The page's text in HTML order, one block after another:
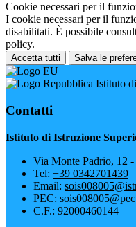
Cookie necessari per il
I cookie necessari per il
disabilitati. È possibile
policy.
Accetta tutti Salva le
Istituto
Contatti
Istituto di Istruzione
Via Monte Padrio, 12
Tel: +39 0342701439
Email:
PEC:
C.F.: 92000460144